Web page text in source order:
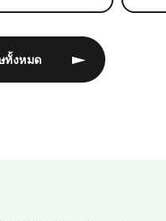
ทั้งหมด